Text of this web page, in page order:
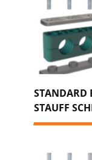
STANDARD
STAUFF